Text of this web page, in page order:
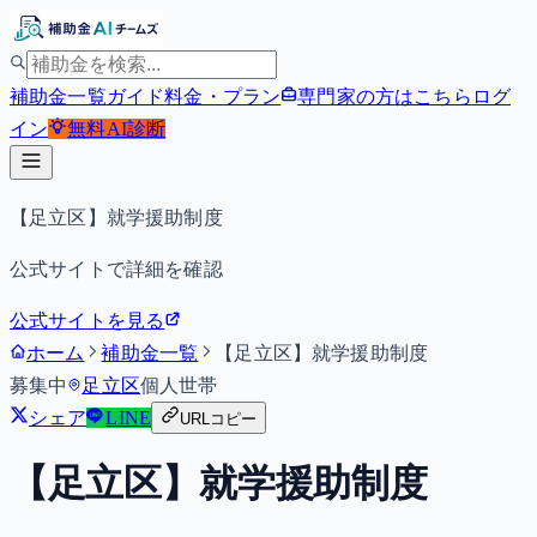
補助金一覧ガイド料金・プラン 専門家の方はこちら ログ
イン
無料AI診断
【足立区】就学援助制度
公式サイトで詳細を確認
公式サイトを見る
ホーム
補助金一覧
【足立区】就学援助制度
募集中
足立区個人世帯
シェア
LINE URLコピー
【足立区】就学援助制度